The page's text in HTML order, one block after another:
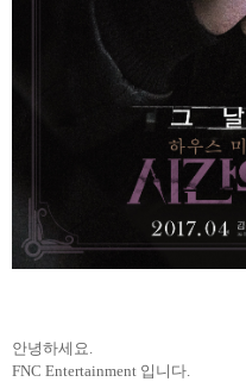
안녕하세요.
FNC Entertainment 입니다.